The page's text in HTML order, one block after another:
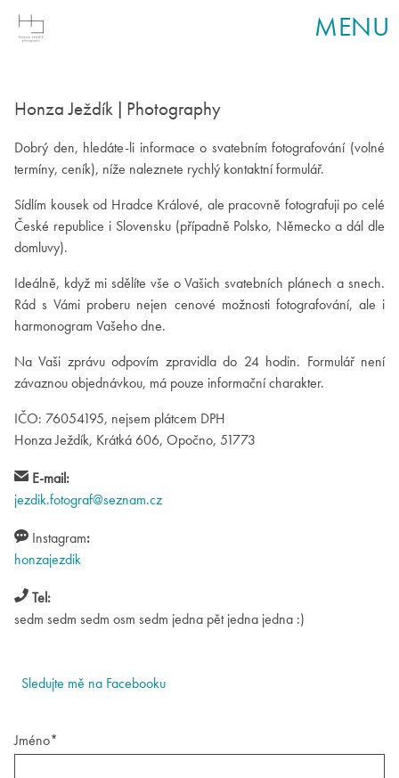
MENU
Honza Ježdík | Photography
Dobrý den, hledáte-li informace o svatebním fotografování (volné
termíny, ceník), níže naleznete rychlý kontaktní formulář.
Sídlím kousek od Hradce Králové, ale pracovně fotografuji po celé
České republice i Slovensku (případně Polsko, Německo a dál dle
domluvy).
Ideálně, když mi sdělíte vše o Vašich svatebních plánech a snech.
Rád s Vámi proberu nejen cenové možnosti fotografování, ale i
harmonogram Vašeho dne.
Na Vaši zprávu odpovím zpravidla do 24 hodin. Formulář není
závaznou objednávkou, má pouze informační charakter.
IČO: 76054195, nejsem plátcem DPH
Honza Ježdík, Krátká 606, Opočno, 51773
E-mail:
jezdik.fotograf@seznam.cz
Instagram:
honzajezdik
Tel:
sedm sedm sedm osm sedm jedna pět jedna jedna :)
Sledujte mě na Facebooku
Jméno*